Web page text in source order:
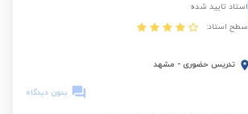
استاد تایید شده
سطح استاد:
تدریس حضوری - مشهد
بدون دیدگاه